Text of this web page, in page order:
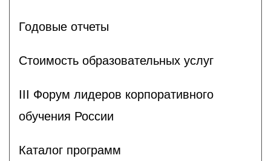
Годовые отчеты
Стоимость образовательных услуг
III Форум лидеров корпоративного
обучения России
Каталог программ